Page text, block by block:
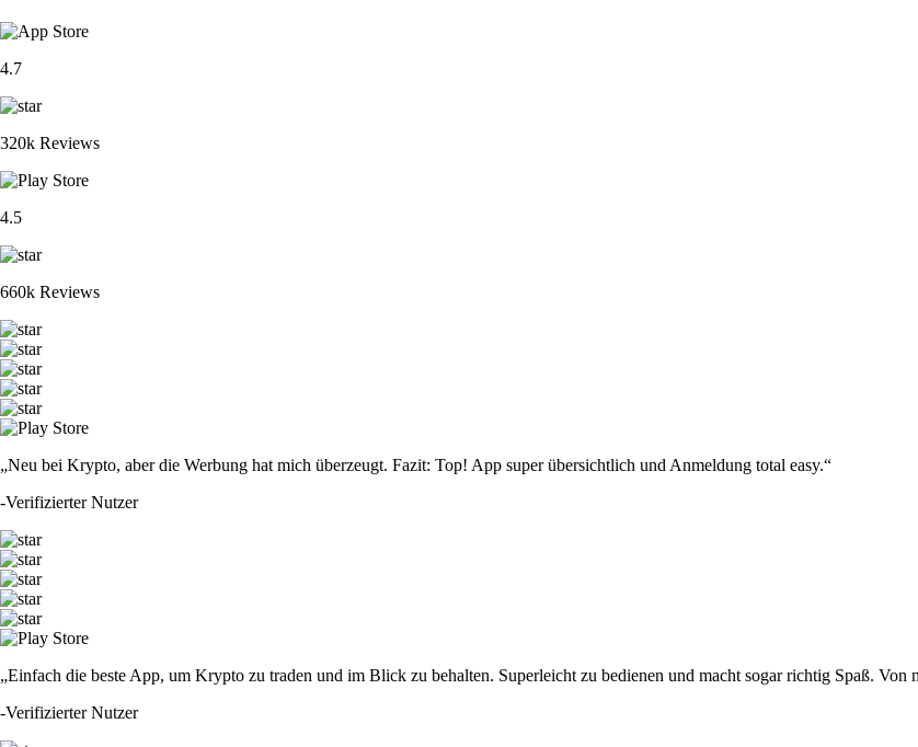
4.7
320k Reviews
4.5
660k Reviews
„Neu bei Krypto, aber die Werbung hat mich überzeugt. Fazit: Top! App super übersichtlich und Anmeldung total easy.“
-Verifizierter Nutzer
„Einfach die beste App, um Krypto zu traden und im Blick zu behalten. Superleicht zu bedienen und macht sogar richtig Spaß. Von
-Verifizierter Nutzer